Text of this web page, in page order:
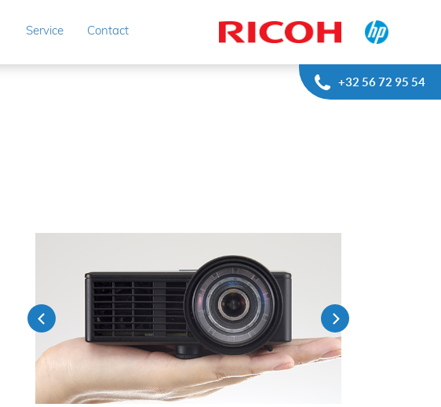
Service Contact
+32 56 72 95 54
Previous Next